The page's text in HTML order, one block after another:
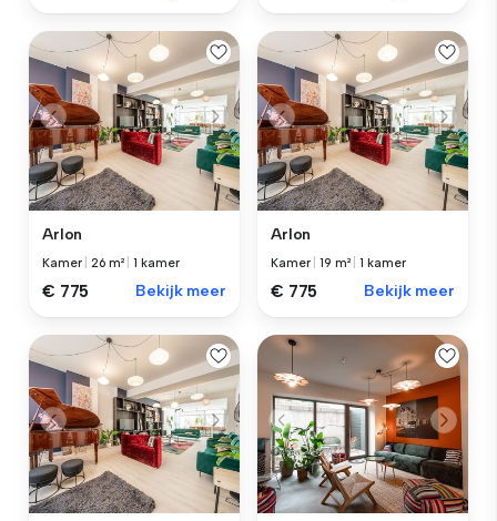
Arlon
Kamer |26 m² |1 kamer
€ 775 Bekijk meer
Arlon
Kamer |19 m² |1 kamer
€ 775 Bekijk meer